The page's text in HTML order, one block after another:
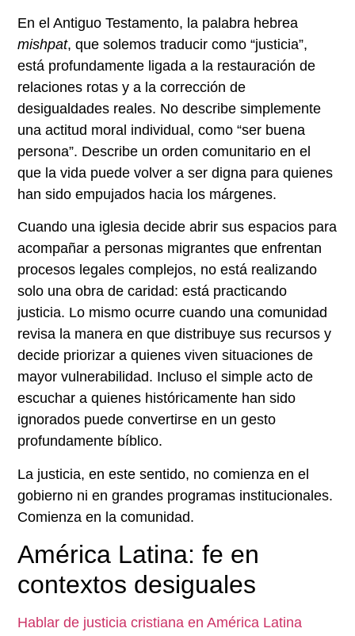
En el Antiguo Testamento, la palabra hebrea
mishpat, que solemos traducir como “justicia”,
está profundamente ligada a la restauración de
relaciones rotas y a la corrección de
desigualdades reales. No describe simplemente
una actitud moral individual, como “ser buena
persona”. Describe un orden comunitario en el
que la vida puede volver a ser digna para quienes
han sido empujados hacia los márgenes.
Cuando una iglesia decide abrir sus espacios para
acompañar a personas migrantes que enfrentan
procesos legales complejos, no está realizando
solo una obra de caridad: está practicando
justicia. Lo mismo ocurre cuando una comunidad
revisa la manera en que distribuye sus recursos y
decide priorizar a quienes viven situaciones de
mayor vulnerabilidad. Incluso el simple acto de
escuchar a quienes históricamente han sido
ignorados puede convertirse en un gesto
profundamente bíblico.
La justicia, en este sentido, no comienza en el
gobierno ni en grandes programas institucionales.
Comienza en la comunidad.
América Latina: fe en
contextos desiguales
Hablar de justicia cristiana en América Latina